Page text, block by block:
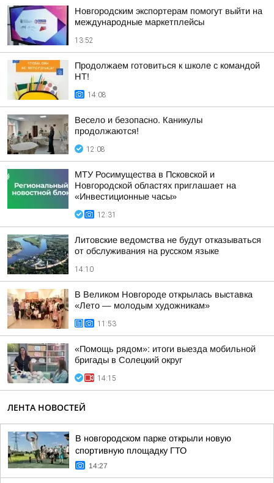
Новгородским экспортерам помогут выйти на
международные маркетплейсы
13:52
Продолжаем готовиться к школе с командой
НТ!
14:08
Весело и безопасно. Каникулы
продолжаются!
12:08
МТУ Росимущества в Псковской и
Новгородской областях приглашает на
«Инвестиционные часы»
12:31
Литовские ведомства не будут отказываться
от обслуживания на русском языке
14:10
В Великом Новгороде открылась выставка
«Лето — молодым художникам»
11:53
«Помощь рядом»: итоги выезда мобильной
бригады в Солецкий округ
14:15
ЛЕНТА НОВОСТЕЙ
В новгородском парке открыли новую
спортивную площадку ГТО
14:27